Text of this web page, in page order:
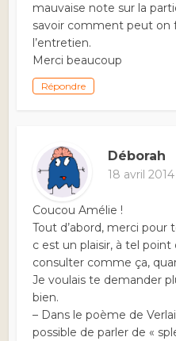
mauvaise note sur la
savoir comment peut on
l’entretien.
Merci beaucoup
Répondre
Déborah
18 avril
Coucou Amélie !
Tout d’abord, merci pour
c est un plaisir, à tel point
consulter comme ça,
Je voulais te demander
bien.
– Dans le poème de
possible de parler de «